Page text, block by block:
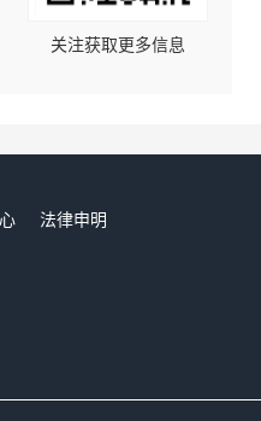
关注获取更多信息
法律申明